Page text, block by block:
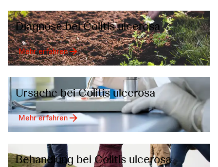
Diagnose bei Colitis ulcerosa
Mehr erfahren
Ursache bei Colitis ulcerosa
Mehr erfahren
Behandlung bei Colitis ulcerosa